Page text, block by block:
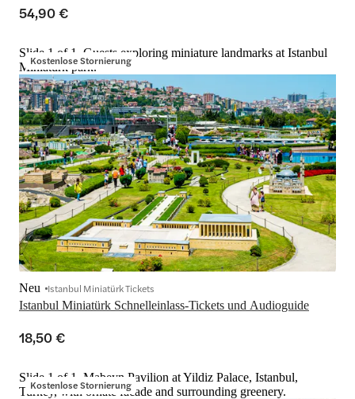
54,90 €
Kostenlose Stornierung
Slide 1 of 1, Guests exploring miniature landmarks at Istanbul
Miniatürk park.
Istanbul Miniatürk Schnelleinlass-Tickets und Audioguide
Neu Istanbul Miniatürk Tickets
18,50 €
Kostenlose Stornierung
Slide 1 of 1, Mabeyn Pavilion at Yildiz Palace, Istanbul,
Turkey, with ornate facade and surrounding greenery.